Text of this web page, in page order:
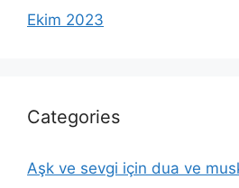
Ekim 2023
Categories
Aşk ve sevgi için dua ve